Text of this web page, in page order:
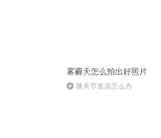
雾霾天怎么拍出好照片
膝关节发凉怎么办